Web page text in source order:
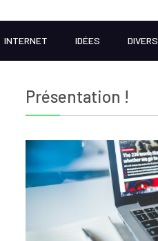
INTERNET IDÉES DIVERS
Présentation !